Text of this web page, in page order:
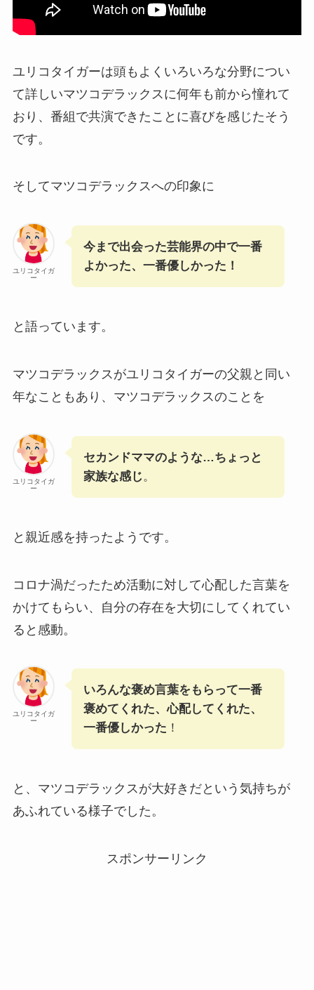
ユリコタイガーは頭もよくいろいろな分野につい
て詳しいマツコデラックスに何年も前から憧れて
おり、番組で共演できたことに喜びを感じたそう
です。
そしてマツコデラックスへの印象に
ユリコタイガ
ー
今まで出会った芸能界の中で一番
よかった、一番優しかった！
と語っています。
マツコデラックスがユリコタイガーの父親と同い
年なこともあり、マツコデラックスのことを
ユリコタイガ
ー
セカンドママのような…ちょっと
家族な感じ。
と親近感を持ったようです。
コロナ渦だったため活動に対して心配した言葉を
かけてもらい、自分の存在を大切にしてくれてい
ると感動。
ユリコタイガ
ー
いろんな褒め言葉をもらって一番
褒めてくれた、心配してくれた、
一番優しかった ！
と、マツコデラックスが大好きだという気持ちが
あふれている様子でした。
スポンサーリンク